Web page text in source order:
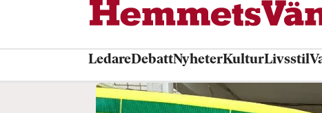
LedareDebattNyheterKulturLivsstil